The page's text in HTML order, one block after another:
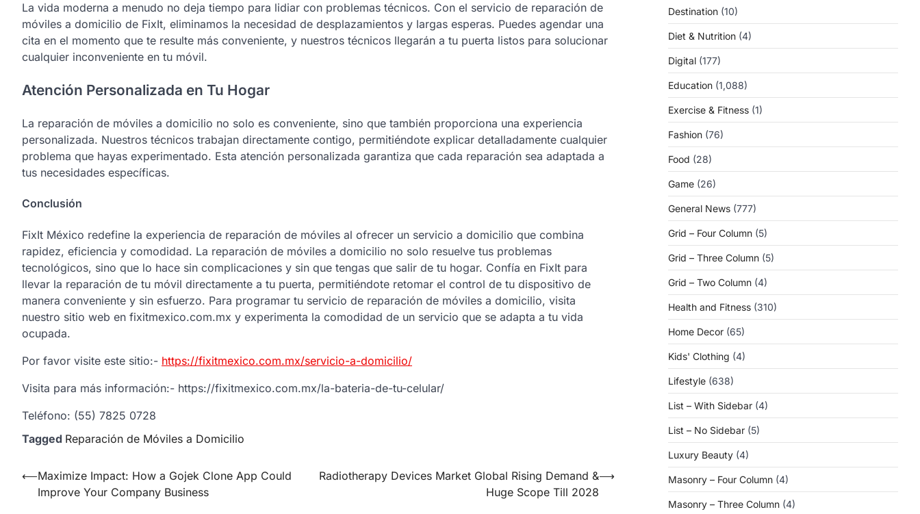
La vida moderna a menudo no deja tiempo para lidiar con problemas técnicos. Con el servicio de reparación de
móviles a domicilio de FixIt, eliminamos la necesidad de desplazamientos y largas esperas. Puedes agendar una
cita en el momento que te resulte más conveniente, y nuestros técnicos llegarán a tu puerta listos para solucionar
cualquier inconveniente en tu móvil.
Atención Personalizada en Tu Hogar
La reparación de móviles a domicilio no solo es conveniente, sino que también proporciona una experiencia
personalizada. Nuestros técnicos trabajan directamente contigo, permitiéndote explicar detalladamente cualquier
problema que hayas experimentado. Esta atención personalizada garantiza que cada reparación sea adaptada a
tus necesidades específicas.
Conclusión
FixIt México redefine la experiencia de reparación de móviles al ofrecer un servicio a domicilio que combina
rapidez, eficiencia y comodidad. La reparación de móviles a domicilio no solo resuelve tus problemas
tecnológicos, sino que lo hace sin complicaciones y sin que tengas que salir de tu hogar. Confía en FixIt para
llevar la reparación de tu móvil directamente a tu puerta, permitiéndote retomar el control de tu dispositivo de
manera conveniente y sin esfuerzo. Para programar tu servicio de reparación de móviles a domicilio, visita
nuestro sitio web en fixitmexico.com.mx y experimenta la comodidad de un servicio que se adapta a tu vida
ocupada.
Por favor visite este sitio:- https://fixitmexico.com.mx/servicio-a-domicilio/
Visita para más información:- https://fixitmexico.com.mx/la-bateria-de-tu-celular/
Teléfono: (55) 7825 0728
Tagged Reparación de Móviles a Domicilio
Post
navigation
⟵Maximize Impact: How a Gojek Clone App Could
Improve Your Company Business
Radiotherapy Devices Market Global Rising Demand &
Huge Scope Till 2028
⟶
Destination (10)
Diet & Nutrition (4)
Digital (177)
Education (1,088)
Exercise & Fitness (1)
Fashion (76)
Food (28)
Game (26)
General News (777)
Grid – Four Column (5)
Grid – Three Column (5)
Grid – Two Column (4)
Health and Fitness (310)
Home Decor (65)
Kids' Clothing (4)
Lifestyle (638)
List – With Sidebar (4)
List – No Sidebar (5)
Luxury Beauty (4)
Masonry – Four Column (4)
Masonry – Three Column (4)